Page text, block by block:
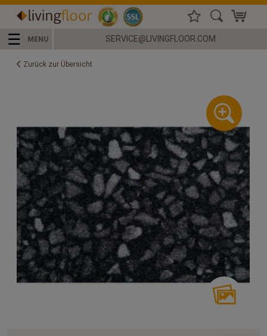
☰ MENU SERVICE@LIVINGFLOOR.COM
Zurück zur Übersicht